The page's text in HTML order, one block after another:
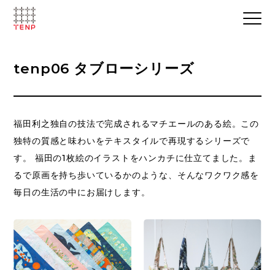
tenp06 タブローシリーズ
福田利之独自の技法で完成されるマチエールのある絵。この
独特の質感と味わいをテキスタイルで再現するシリーズで
す。 福田の1枚絵のイラストをハンカチに仕立てました。ま
るで原画を持ち歩いているかのような、そんなワクワク感を
毎日の生活の中にお届けします。